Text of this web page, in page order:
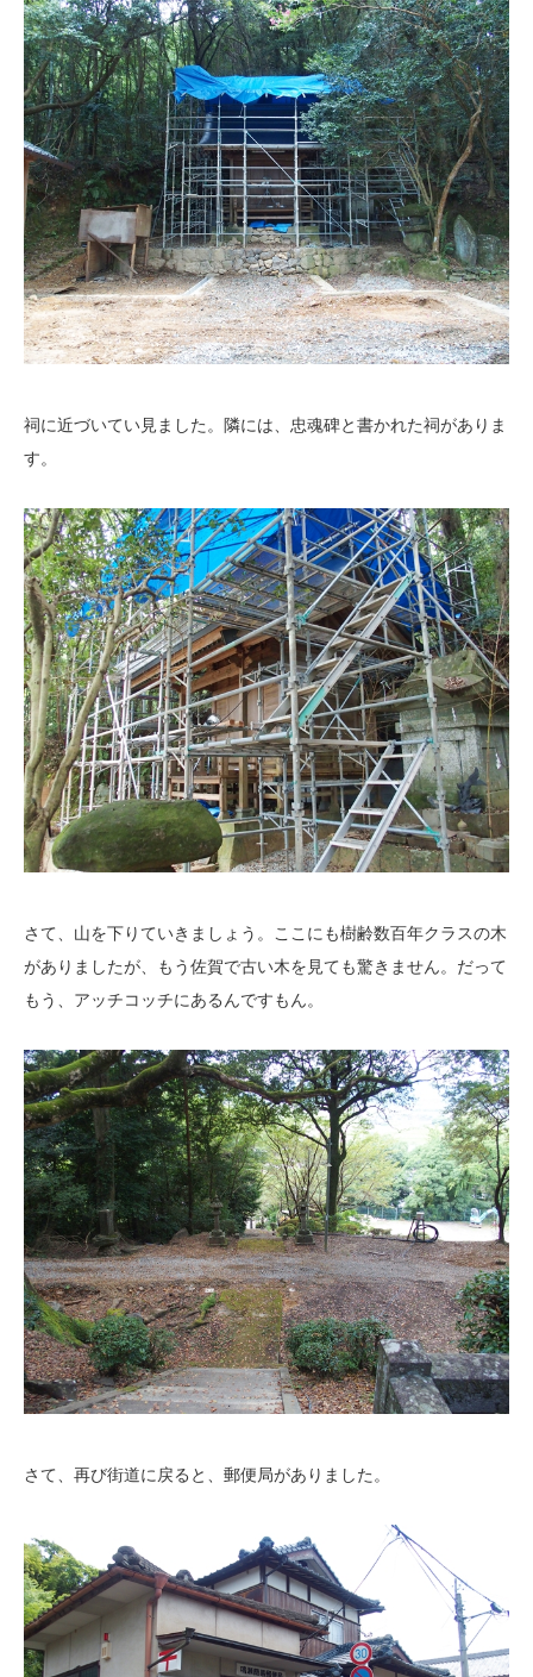
祠に近づいてい見ました。隣には、忠魂碑と書かれた祠がありま
す。
さて、山を下りていきましょう。ここにも樹齢数百年クラスの木
がありましたが、もう佐賀で古い木を見ても驚きません。だって
もう、アッチコッチにあるんですもん。
さて、再び街道に戻ると、郵便局がありました。